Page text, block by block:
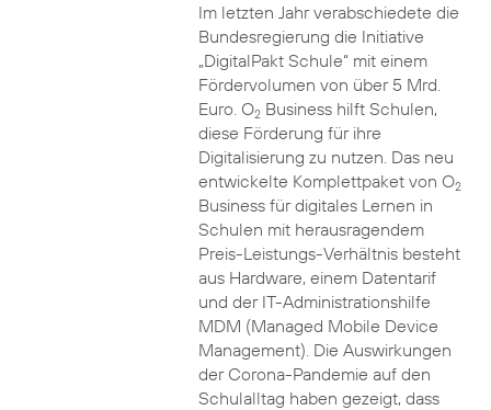
Im letzten Jahr verabschiedete die
Bundesregierung die Initiative
„DigitalPakt Schule“ mit einem
Fördervolumen von über 5 Mrd.
Euro. O2Business hilft Schulen,
diese Förderung für ihre
Digitalisierung zu nutzen. Das neu
entwickelte Komplettpaket von O2
Business für digitales Lernen in
Schulen mit herausragendem
Preis-Leistungs-Verhältnis besteht
aus Hardware, einem Datentarif
und der IT-Administrationshilfe
MDM (Managed Mobile Device
Management). Die Auswirkungen
der Corona-Pandemie auf den
Schulalltag haben gezeigt, dass